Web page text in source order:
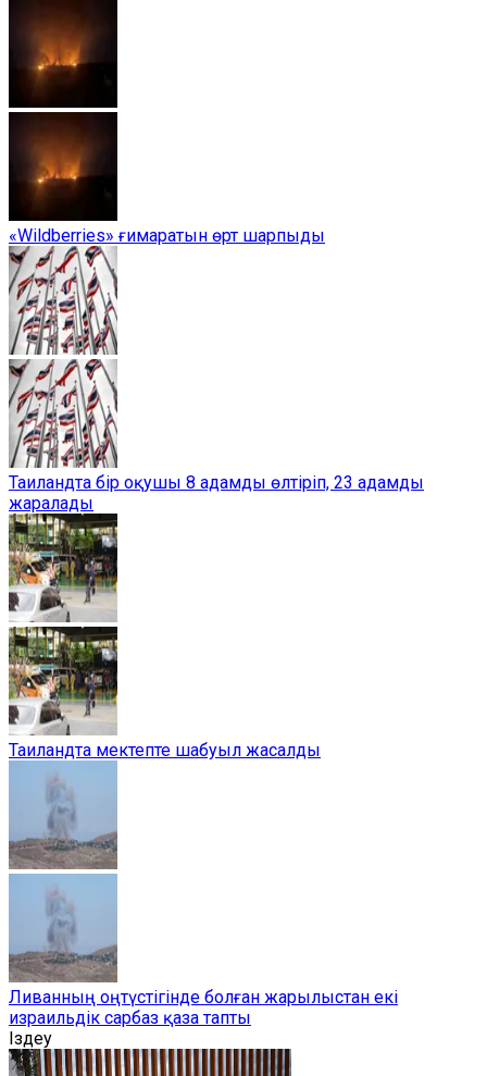
«Wildberries» ғимаратын өрт шарпыды
Таиландта бір оқушы 8 адамды өлтіріп, 23 адамды
жаралады
Таиландта мектепте шабуыл жасалды
Ливанның оңтүстігінде болған жарылыстан екі
израильдік сарбаз қаза тапты
Іздеу